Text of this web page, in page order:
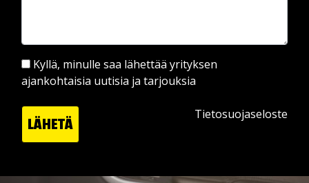
Kyllä, minulle saa lähettää yrityksen
ajankohtaisia uutisia ja tarjouksia
LÄHETÄ
Tietosuojaseloste